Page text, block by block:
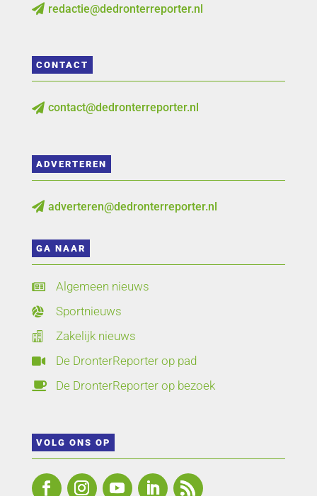
 redactie@dedronterreporter.nl
CONTACT
 contact@dedronterreporter.nl
ADVERTEREN
 adverteren@dedronterreporter.nl
GA NAAR
 Algemeen nieuws
 Sportnieuws
 Zakelijk nieuws
 De DronterReporter op pad
 De DronterReporter op bezoek
VOLG ONS OP